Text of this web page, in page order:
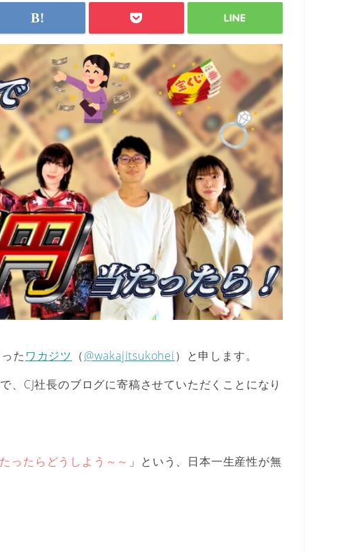
た ワカジツ （@wakajitsukohei）と申します。
、CJ社長のブログに寄稿させていただくことになり
ったらどうしよう～～ 」という、 日本一生産性が無